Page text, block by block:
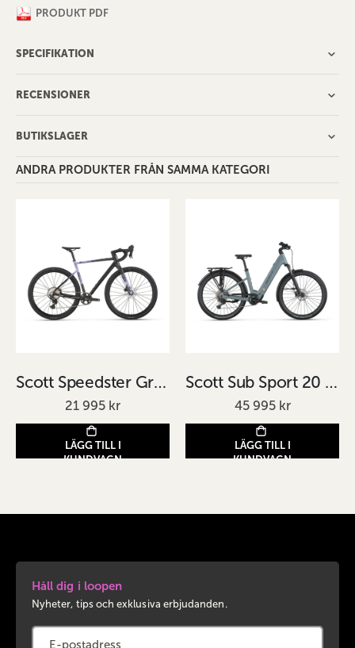
PRODUKT PDF
SPECIFIKATION
RECENSIONER
BUTIKSLAGER
ANDRA PRODUKTER FRÅN SAMMA KATEGORI
Scott Speedster Gravel 10 Svart
21 995 kr
LÄGG TILL I
KUNDVAGN
Scott Sub Sport 20 Wave Blå
45 995 kr
LÄGG TILL I
KUNDVAGN
Håll dig i loopen
Nyheter, tips och exklusiva erbjudanden.